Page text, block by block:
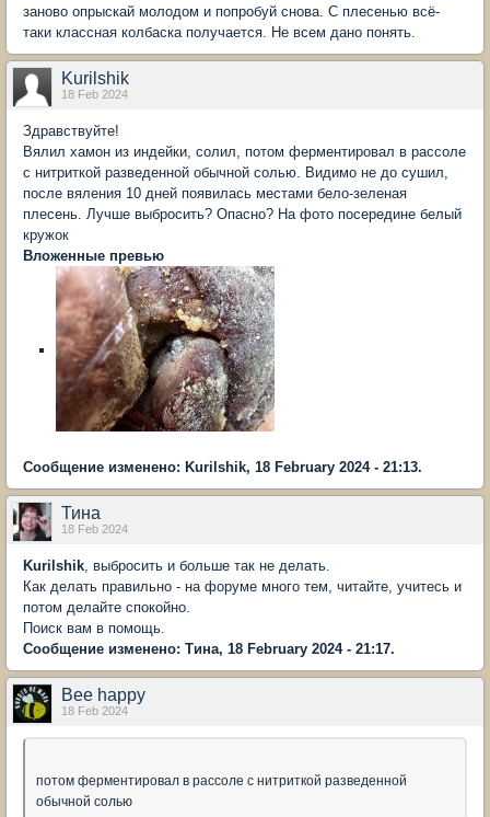
заново опрыскай молодом и попробуй снова. С плесенью всё-
таки классная колбаска получается. Не всем дано понять.
Kurilshik
18 Feb 2024
Здравствуйте!
Вялил хамон из индейки, солил, потом ферментировал в рассоле
с нитриткой разведенной обычной солью. Видимо не до сушил,
после вяления 10 дней появилась местами бело-зеленая
плесень. Лучше выбросить? Опасно? На фото посередине белый
кружок
Вложенные превью
Сообщение изменено: Kurilshik, 18 February 2024 - 21:13.
Тина
18 Feb 2024
Kurilshik, выбросить и больше так не делать.
Как делать правильно - на форуме много тем, читайте, учитесь и
потом делайте спокойно.
Поиск вам в помощь.
Сообщение изменено: Тина, 18 February 2024 - 21:17.
Bee happy
18 Feb 2024
потом ферментировал в рассоле с нитриткой разведенной
обычной солью